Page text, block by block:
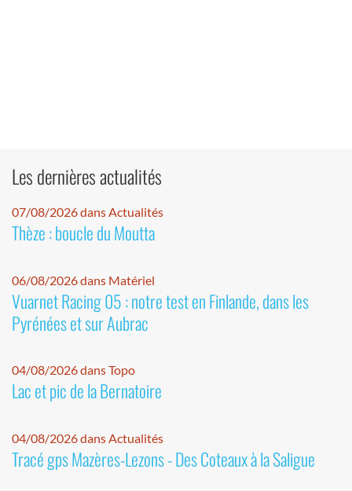
Les dernières actualités
07/08/2026 dans Actualités
Thèze : boucle du Moutta
06/08/2026 dans Matériel
Vuarnet Racing 05 : notre test en Finlande, dans les
Pyrénées et sur Aubrac
04/08/2026 dans Topo
Lac et pic de la Bernatoire
04/08/2026 dans Actualités
Tracé gps Mazères-Lezons - Des Coteaux à la Saligue